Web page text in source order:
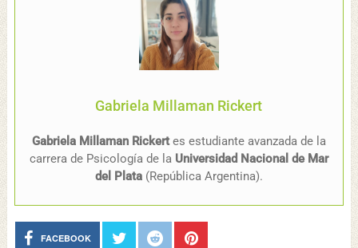
Gabriela Millaman Rickert
Gabriela Millaman Rickertes estudiante avanzada de la
carrera de Psicología de la Universidad Nacional de Mar
del Plata(República Argentina).
FACEBOOK